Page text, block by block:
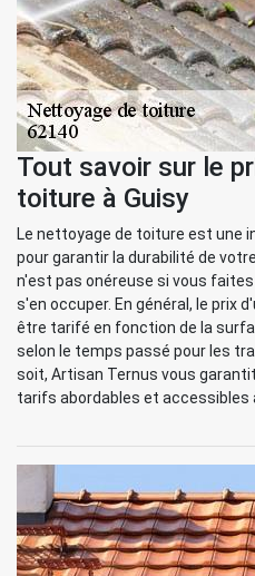
Tout savoir sur le
toiture à Guisy
Le nettoyage de toiture est une
pour garantir la durabilité de
n'est pas onéreuse si vous
s'en occuper. En général, le prix
être tarifé en fonction de la
selon le temps passé pour les
soit, Artisan Ternus vous
tarifs abordables et accessibles